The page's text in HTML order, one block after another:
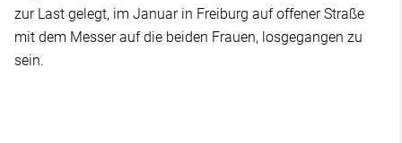
zur Last gelegt, im Januar in Freiburg auf offener Straße
mit dem Messer auf die beiden Frauen, losgegangen zu
sein.